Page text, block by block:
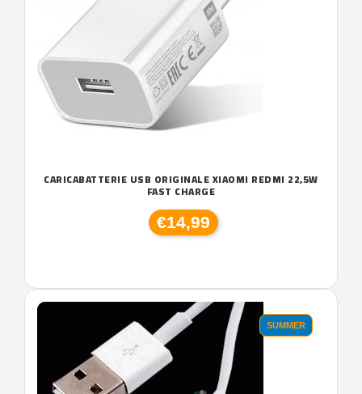
CARICABATTERIE USB ORIGINALE XIAOMI REDMI 22,5W
FAST CHARGE
€14,99
SUMMER